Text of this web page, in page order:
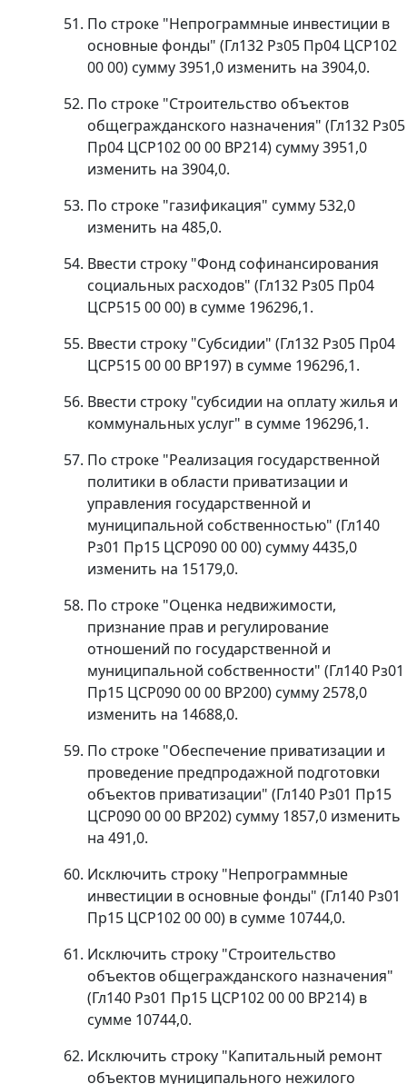
По строке "Непрограммные инвестиции в
основные фонды" (Гл132 Рз05 Пр04 ЦСР102
00 00) сумму 3951,0 изменить на 3904,0.
По строке "Строительство объектов
общегражданского назначения" (Гл132 Рз05
Пр04 ЦСР102 00 00 ВР214) сумму 3951,0
изменить на 3904,0.
По строке "газификация" сумму 532,0
изменить на 485,0.
Ввести строку "Фонд софинансирования
социальных расходов" (Гл132 Рз05 Пр04
ЦСР515 00 00) в сумме 196296,1.
Ввести строку "Субсидии" (Гл132 Рз05 Пр04
ЦСР515 00 00 ВР197) в сумме 196296,1.
Ввести строку "субсидии на оплату жилья и
коммунальных услуг" в сумме 196296,1.
По строке "Реализация государственной
политики в области приватизации и
управления государственной и
муниципальной собственностью" (Гл140
Рз01 Пр15 ЦСР090 00 00) сумму 4435,0
изменить на 15179,0.
По строке "Оценка недвижимости,
признание прав и регулирование
отношений по государственной и
муниципальной собственности" (Гл140 Рз01
Пр15 ЦСР090 00 00 ВР200) сумму 2578,0
изменить на 14688,0.
По строке "Обеспечение приватизации и
проведение предпродажной подготовки
объектов приватизации" (Гл140 Рз01 Пр15
ЦСР090 00 00 ВР202) сумму 1857,0 изменить
на 491,0.
Исключить строку "Непрограммные
инвестиции в основные фонды" (Гл140 Рз01
Пр15 ЦСР102 00 00) в сумме 10744,0.
Исключить строку "Строительство
объектов общегражданского назначения"
(Гл140 Рз01 Пр15 ЦСР102 00 00 ВР214) в
сумме 10744,0.
Исключить строку "Капитальный ремонт
объектов муниципального нежилого